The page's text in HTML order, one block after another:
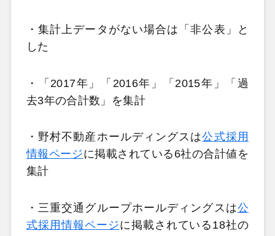
・集計上データがない場合は「非公表」と
した
・「2017年」「2016年」「2015年」「過
去3年の合計数」を集計
・野村不動産ホールディングスは公式採用
情報ページに掲載されている6社の合計値を
集計
・三重交通グループホールディングスは公
式採用情報ページに掲載されている18社の